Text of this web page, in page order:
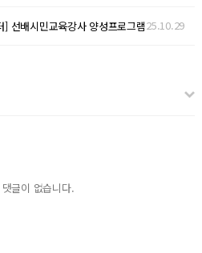
] 선배시민교육강사 양성프로그램25.10.29
글이 없습니다.